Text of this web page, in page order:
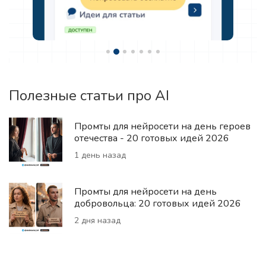
Полезные статьи про AI
Промты для нейросети на день героев
отечества - 20 готовых идей 2026
1 день назад
Промты для нейросети на день
добровольца: 20 готовых идей 2026
2 дня назад